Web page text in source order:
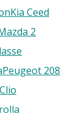
Kia Ceed
2
Peugeot 208